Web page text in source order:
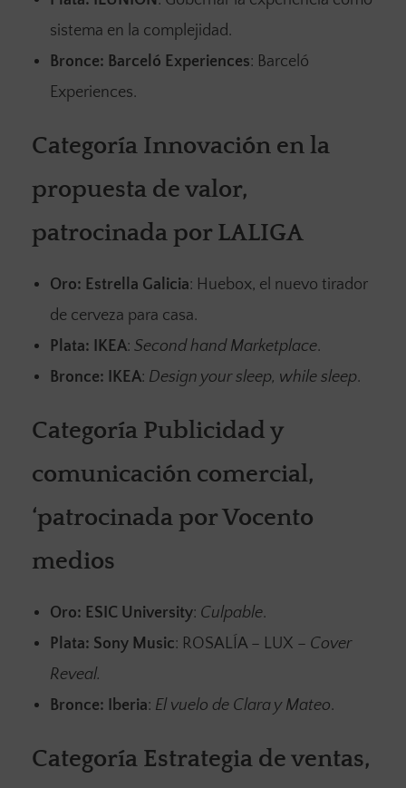
sistema en la complejidad.
Bronce: Barceló Experiences: Barceló
Experiences.
Categoría Innovación en la
propuesta de valor,
patrocinada por LALIGA
Oro: Estrella Galicia: Huebox, el nuevo tirador
de cerveza para casa.
Plata:
IKEA: Second hand Marketplace.
Bronce:
IKEA: Design your sleep, while sleep.
Categoría Publicidad y
comunicación comercial,
‘patrocinada por Vocento
medios
Oro: ESIC University: Culpable.
Plata: Sony Music: ROSALÍA – LUX – Cover
Reveal.
Bronce: Iberia: El vuelo de Clara y Mateo.
Categoría Estrategia de ventas,